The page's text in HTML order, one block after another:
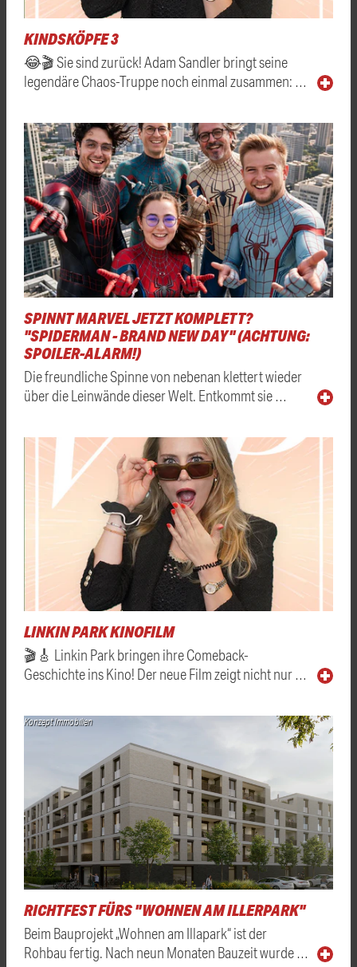
KINDSKÖPFE 3
😂🎬 Sie sind zurück! Adam Sandler bringt seine
legendäre Chaos-Truppe noch einmal zusammen: …
SPINNT MARVEL JETZT KOMPLETT?
"SPIDERMAN - BRAND NEW DAY" (ACHTUNG:
SPOILER-ALARM!)
Die freundliche Spinne von nebenan klettert wieder
über die Leinwände dieser Welt. Entkommt sie …
LINKIN PARK KINOFILM
🎬🎸 Linkin Park bringen ihre Comeback-
Geschichte ins Kino! Der neue Film zeigt nicht nur …
Konzept Immobilien
RICHTFEST FÜRS "WOHNEN AM ILLERPARK"
Beim Bauprojekt „Wohnen am Illapark“ ist der
Rohbau fertig. Nach neun Monaten Bauzeit wurde …